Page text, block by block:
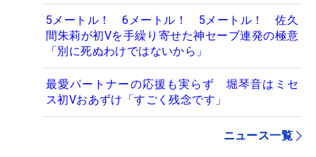
5メートル！ 6メートル！ 5メートル！ 佐久
間朱莉が初Vを手繰り寄せた神セーブ連発の極意
「別に死ぬわけではないから」
最愛パートナーの応援も実らず 堀琴音はミセ
ス初Vおあずけ「すごく残念です」
ニュース一覧